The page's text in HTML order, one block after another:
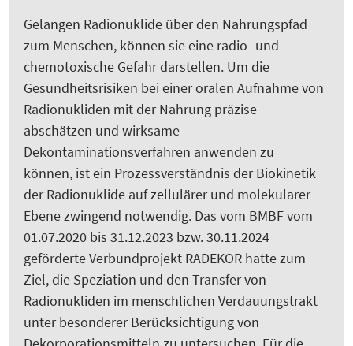
Gelangen Radionuklide über den Nahrungspfad
zum Menschen, können sie eine radio- und
chemotoxische Gefahr darstellen. Um die
Gesundheitsrisiken bei einer oralen Aufnahme von
Radionukliden mit der Nahrung präzise
abschätzen und wirksame
Dekontaminationsverfahren anwenden zu
können, ist ein Prozessverständnis der Biokinetik
der Radionuklide auf zellulärer und molekularer
Ebene zwingend notwendig. Das vom BMBF vom
01.07.2020 bis 31.12.2023 bzw. 30.11.2024
geförderte Verbundprojekt RADEKOR hatte zum
Ziel, die Speziation und den Transfer von
Radionukliden im menschlichen Verdauungstrakt
unter besonderer Berücksichtigung von